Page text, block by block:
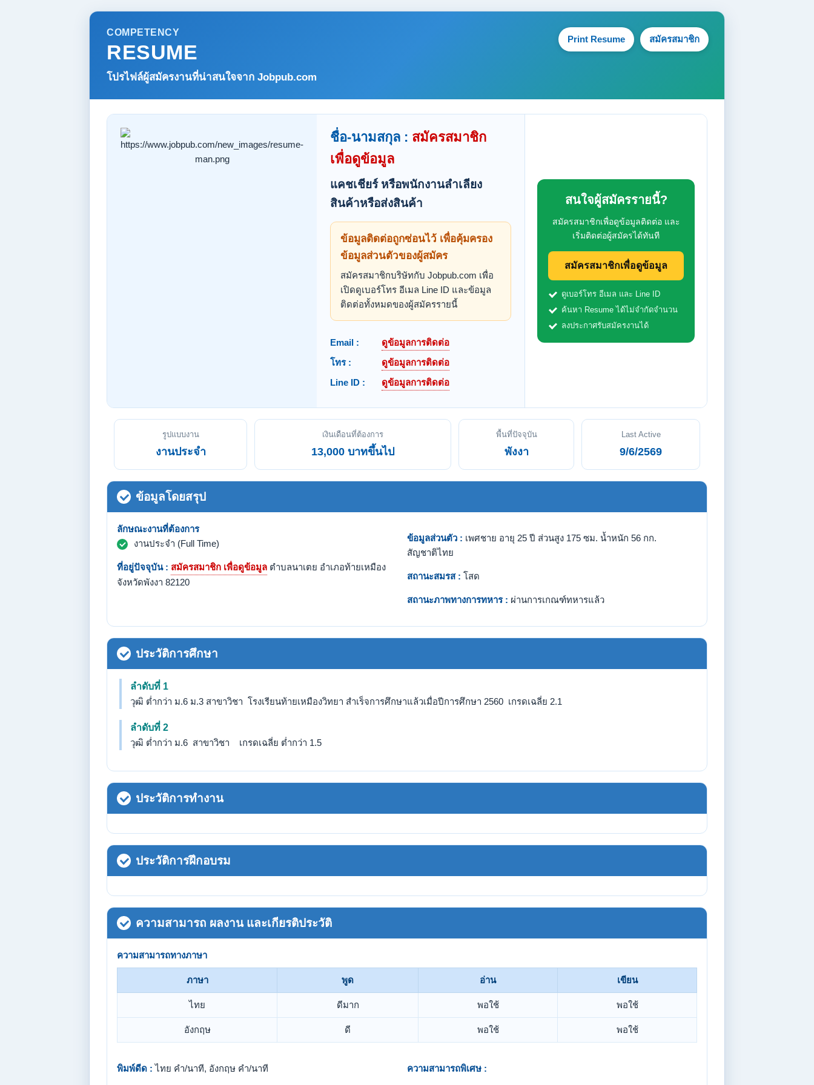
COMPETENCY
RESUME
โปรไฟล์ผู้สมัครงานที่น่าสนใจจาก Jobpub.com
Print Resume สมัครสมาชิก
ชื่อ-นามสกุล : สมัครสมาชิก
เพื่อดูข้อมูล
แคชเชียร์ หรือพนักงานลำเลียง
สินค้าหรือส่งสินค้า
ข้อมูลติดต่อถูกซ่อนไว้ เพื่อคุ้มครอง
ข้อมูลส่วนตัวของผู้สมัคร
สมัครสมาชิกบริษัทกับ Jobpub.com เพื่อ
เปิดดูเบอร์โทร อีเมล Line ID และข้อมูล
ติดต่อทั้งหมดของผู้สมัครรายนี้
Email :
ดูข้อมูลการติดต่อ
โทร :
ดูข้อมูลการติดต่อ
Line ID :
ดูข้อมูลการติดต่อ
สนใจผู้สมัครรายนี้?
สมัครสมาชิกเพื่อดูข้อมูลติดต่อ และ
เริ่มติดต่อผู้สมัครได้ทันที
สมัครสมาชิกเพื่อดูข้อมูล
ดูเบอร์โทร อีเมล และ Line ID
ค้นหา Resume ได้ไม่จำกัดจำนวน
ลงประกาศรับสมัครงานได้
รูปแบบงาน
งานประจำ
เงินเดือนที่ต้องการ
13,000 บาทขึ้นไป
พื้นที่ปัจจุบัน
พังงา
Last Active
9/6/2569
ข้อมูลโดยสรุป
ลักษณะงานที่ต้องการ
งานประจำ (Full Time)
ที่อยู่ปัจจุบัน : สมัครสมาชิก เพื่อดูข้อมูล ตำบลนาเตย อำเภอท้ายเหมือง
จังหวัดพังงา 82120
ข้อมูลส่วนตัว : เพศชาย อายุ 25 ปี ส่วนสูง 175 ซม. น้ำหนัก 56 กก.
สัญชาติไทย
สถานะสมรส : โสด
สถานะภาพทางการทหาร : ผ่านการเกณฑ์ทหารแล้ว
ประวัติการศึกษา
ลำดับที่ 1
วุฒิ ต่ำกว่า ม.6 ม.3 สาขาวิชา โรงเรียนท้ายเหมืองวิทยา สำเร็จการศึกษาแล้วเมื่อปีการศึกษา 2560 เกรดเฉลี่ย 2.1
ลำดับที่ 2
วุฒิ ต่ำกว่า ม.6 สาขาวิชา เกรดเฉลี่ย ต่ำกว่า 1.5
ประวัติการทำงาน
ประวัติการฝึกอบรม
ความสามารถ ผลงาน และเกียรติประวัติ
ความสามารถทางภาษา
ภาษา พูด อ่าน เขียน
ไทย ดีมาก พอใช้ พอใช้
อังกฤษ ดี พอใช้ พอใช้
พิมพ์ดีด : ไทย คำ/นาที, อังกฤษ คำ/นาที ความสามารถพิเศษ :